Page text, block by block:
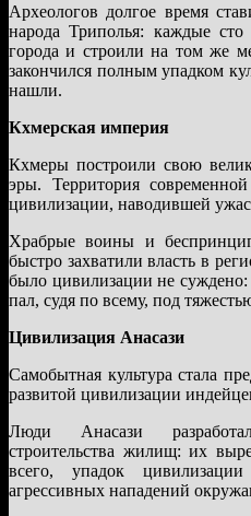
Археологов долгое время
народа Триполья: каждые
города и строили на том же
закончился полным упадком
нашли.
Кхмерская империя
Кхмеры построили свою
эры. Территория
цивилизации, наводившей
Храбрые воины и
быстро захватили власть в
было цивилизации не
пал, судя по всему, под
Цивилизация Анасази
Самобытная культура стала
развитой цивилизации
Люди Анасази
строительства жилищ: их
всего, упадок
агрессивных нападений